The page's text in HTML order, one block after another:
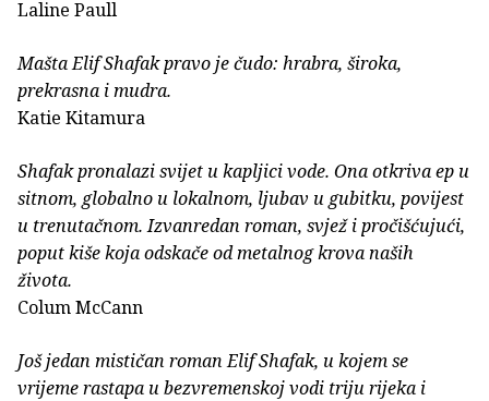
Laline Paull
Mašta Elif Shafak pravo je čudo: hrabra, široka,
prekrasna i mudra.
Katie Kitamura
Shafak pronalazi svijet u kapljici vode. Ona otkriva ep u
sitnom, globalno u lokalnom, ljubav u gubitku, povijest
u trenutačnom. Izvanredan roman, svjež i pročišćujući,
poput kiše koja odskače od metalnog krova naših
života.
Colum McCann
Još jedan mističan roman Elif Shafak, u kojem se
vrijeme rastapa u bezvremenskoj vodi triju rijeka i